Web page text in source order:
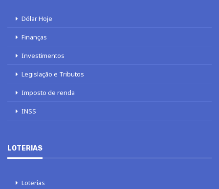
Dólar Hoje
Finanças
Investimentos
Legislação e Tributos
Imposto de renda
INSS
LOTERIAS
Loterias